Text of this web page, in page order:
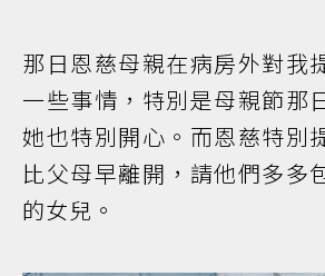
那日恩慈母親在病房外對我
一些事情，特別是母親節那
她也特別開心。而恩慈特別
比父母早離開，請他們多多
的女兒。